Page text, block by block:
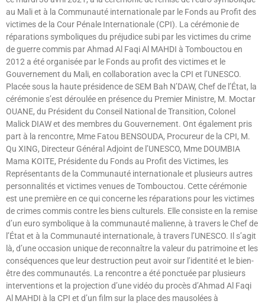
au Mali et à la Communauté internationale par le Fonds au Profit des
victimes de la Cour Pénale Internationale (CPI). La cérémonie de
réparations symboliques du préjudice subi par les victimes du crime
de guerre commis par Ahmad Al Faqi Al MAHDI à Tombouctou en
2012 a été organisée par le Fonds au profit des victimes et le
Gouvernement du Mali, en collaboration avec la CPI et l’UNESCO.
Placée sous la haute présidence de SEM Bah N’DAW, Chef de l’État, la
cérémonie s’est déroulée en présence du Premier Ministre, M. Moctar
OUANE, du Président du Conseil National de Transition, Colonel
Malick DIAW et des membres du Gouvernement. Ont également pris
part à la rencontre, Mme Fatou BENSOUDA, Procureur de la CPI, M.
Qu XING, Directeur Général Adjoint de l’UNESCO, Mme DOUMBIA
Mama KOITE, Présidente du Fonds au Profit des Victimes, les
Représentants de la Communauté internationale et plusieurs autres
personnalités et victimes venues de Tombouctou. Cette cérémonie
est une première en ce qui concerne les réparations pour les victimes
de crimes commis contre les biens culturels. Elle consiste en la remise
d’un euro symbolique à la communauté malienne, à travers le Chef de
l’État et à la Communauté internationale, à travers l’UNESCO. Il s’agit
là, d’une occasion unique de reconnaître la valeur du patrimoine et les
conséquences que leur destruction peut avoir sur l’identité et le bien-
être des communautés. La rencontre a été ponctuée par plusieurs
interventions et la projection d’une vidéo du procès d’Ahmad Al Faqi
Al MAHDI à la CPI et d’un film sur la place des mausolées à